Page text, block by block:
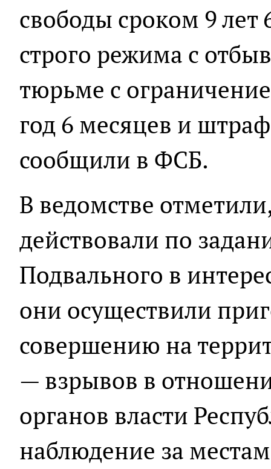
свободы сроком 9
строго режима с
тюрьме с
год 6 месяцев и
сообщили в ФСБ.
В ведомстве
действовали по
Подвального в
они осуществили
совершению на
— взрывов в
органов власти
наблюдение за